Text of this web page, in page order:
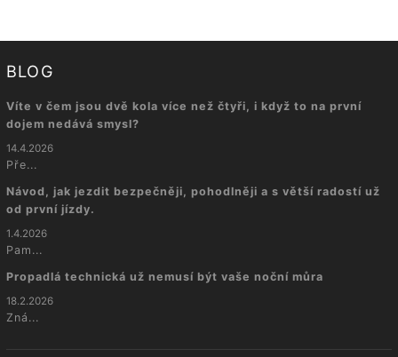
BLOG
Víte v čem jsou dvě kola více než čtyři, i když to na první
dojem nedává smysl?
14.4.2026
Pře...
Návod, jak jezdit bezpečněji, pohodlněji a s větší radostí už
od první jízdy.
1.4.2026
Pam...
Propadlá technická už nemusí být vaše noční můra
18.2.2026
Zná...